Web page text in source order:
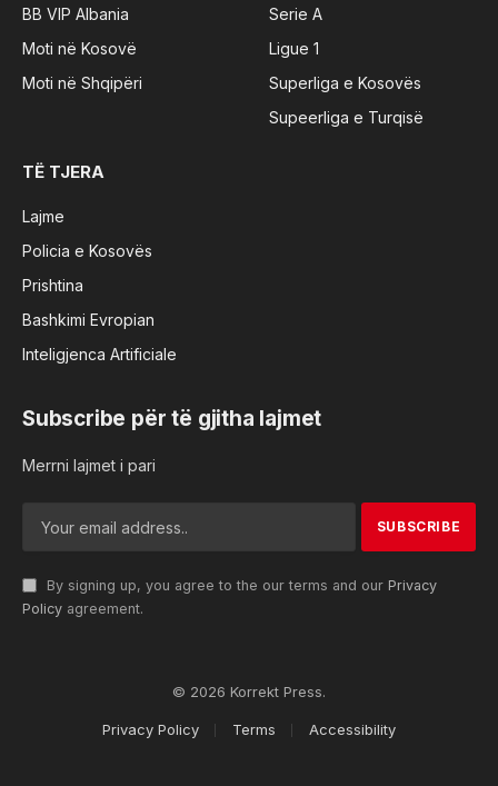
BB VIP Albania
Moti në Kosovë
Moti në Shqipëri
Serie A
Ligue 1
Superliga e Kosovës
Supeerliga e Turqisë
TË TJERA
Lajme
Policia e Kosovës
Prishtina
Bashkimi Evropian
Inteligjenca Artificiale
Subscribe për të gjitha lajmet
Merrni lajmet i pari
By signing up, you agree to the our terms and our Privacy
Policy agreement.
© 2026 Korrekt Press.
Privacy Policy Terms Accessibility